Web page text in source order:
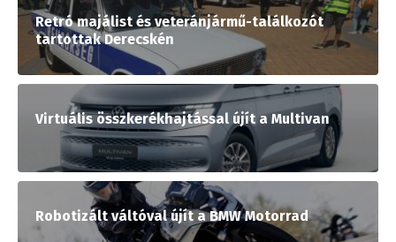
Retró majálist és veteránjármű-találkozót
tartottak Derecskén
Virtuális összkerékhajtással újít a Multivan
Robotizált váltóval újít a BMW Motorrad